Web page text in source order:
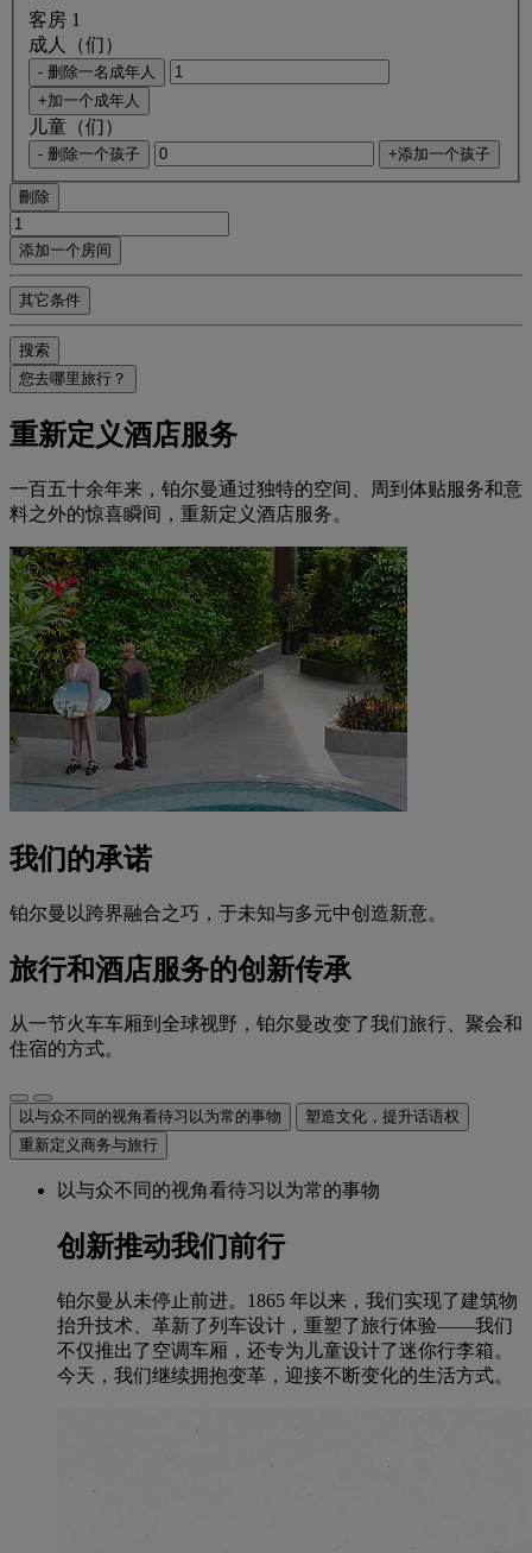
客房 1
成人（们）
- 删除一名成年人
+加一个成年人
儿童（们）
- 删除一个孩子 +添加一个孩子
刪除
添加一个房间
其它条件
搜索
您去哪里旅行？
重新定义酒店服务
一百五十余年来，铂尔曼通过独特的空间、周到体贴服务和意
料之外的惊喜瞬间，重新定义酒店服务。
我们的承诺
铂尔曼以跨界融合之巧，于未知与多元中创造新意。
旅行和酒店服务的创新传承
从一节火车车厢到全球视野，铂尔曼改变了我们旅行、聚会和
住宿的方式。
以与众不同的视角看待习以为常的事物
塑造文化，提升话语权
重新定义商务与旅行
以与众不同的视角看待习以为常的事物
创新推动我们前行
铂尔曼从未停止前进。1865 年以来，我们实现了建筑物
抬升技术、革新了列车设计，重塑了旅行体验——我们
不仅推出了空调车厢，还专为儿童设计了迷你行李箱。
今天，我们继续拥抱变革，迎接不断变化的生活方式。